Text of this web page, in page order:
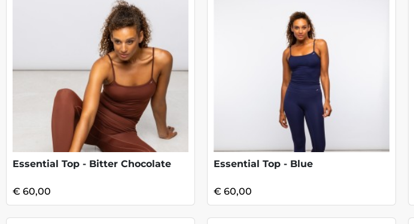
Essential Top - Bitter Chocolate
€ 60,00
Essential Top - Blue
€ 60,00